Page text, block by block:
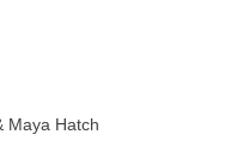
Maya Hatch